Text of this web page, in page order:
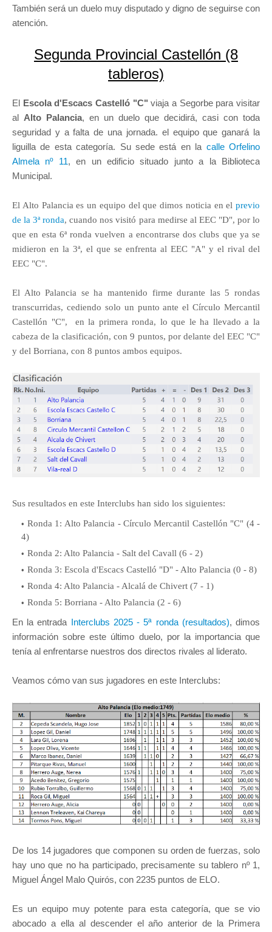
También será un duelo muy disputado y digno de seguirse con
atención.
Segunda Provincial Castellón (8
tableros)
El Escola d'Escacs Castelló "C" viaja a Segorbe para visitar
al Alto Palancia, en un duelo que decidirá, casi con toda
seguridad y a falta de una jornada. el equipo que ganará la
liguilla de esta categoría. Su sede está en la calle Orfelino
Almela nº 11, en un edificio situado junto a la Biblioteca
Municipal.
El Alto Palancia es un equipo del que dimos noticia en el previo
de la 3ª ronda, cuando nos visitó para medirse al EEC "D", por lo
que en esta 6ª ronda vuelven a encontrarse dos clubs que ya se
midieron en la 3ª, el que se enfrenta al EEC "A" y el rival del
EEC "C".
El Alto Palancia se ha mantenido firme durante las 5 rondas
transcurridas, cediendo solo un punto ante el Círculo Mercantil
Castellón "C", en la primera ronda, lo que le ha llevado a la
cabeza de la clasificación, con 9 puntos, por delante del EEC "C"
y del Borriana, con 8 puntos ambos equipos.
Sus resultados en este Interclubs han sido los siguientes:
Ronda 1: Alto Palancia - Círculo Mercantil Castellón "C" (4 -
4)
Ronda 2: Alto Palancia - Salt del Cavall (6 - 2)
Ronda 3: Escola d'Escacs Castelló "D" - Alto Palancia (0 - 8)
Ronda 4: Alto Palancia - Alcalá de Chivert (7 - 1)
Ronda 5: Borriana - Alto Palancia (2 - 6)
En la entrada Interclubs 2025 - 5ª ronda (resultados), dimos
información sobre este último duelo, por la importancia que
tenía al enfrentarse nuestros dos directos rivales al liderato.
Veamos cómo van sus jugadores en este Interclubs:
De los 14 jugadores que componen su orden de fuerzas, solo
hay uno que no ha participado, precisamente su tablero nº 1,
Miguel Ángel Malo Quirós, con 2235 puntos de ELO.
Es un equipo muy potente para esta categoría, que se vio
abocado a ella al descender el año anterior de la Primera